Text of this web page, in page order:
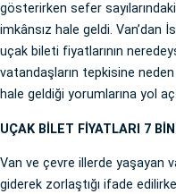
gösterirken sefer
imkânsız hale geldi. Van’dan
uçak bileti fiyatlarının
vatandaşların tepkisine neden
hale geldiği yorumlarına yol
UÇAK BİLET FİYATLARI 7 BİN
Van ve çevre illerde yaşayan
giderek zorlaştığı ifade